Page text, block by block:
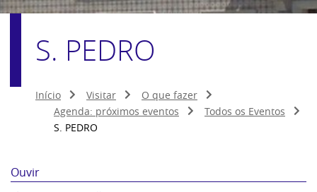
S. PEDRO
Início Visitar
O que fazer
Agenda: próximos eventos
Todos os Eventos
S. PEDRO
Ouvir